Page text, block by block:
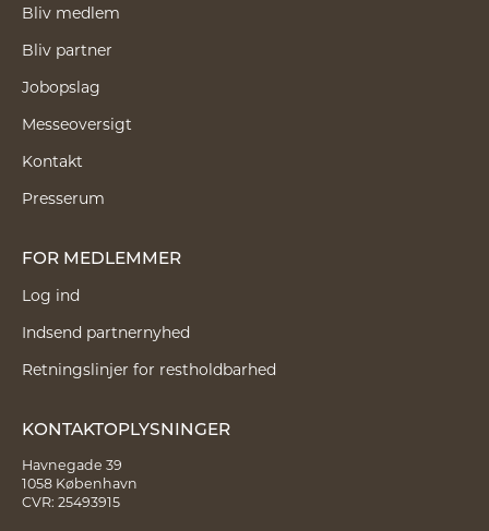
Bliv medlem
Bliv partner
Jobopslag
Messeoversigt
Kontakt
Presserum
FOR MEDLEMMER
Log ind
Indsend partnernyhed
Retningslinjer for restholdbarhed
KONTAKTOPLYSNINGER
Havnegade 39
1058 København
CVR: 25493915